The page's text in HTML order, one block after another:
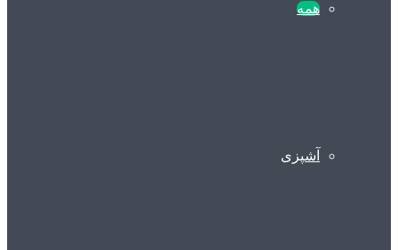
همه
آشپزی